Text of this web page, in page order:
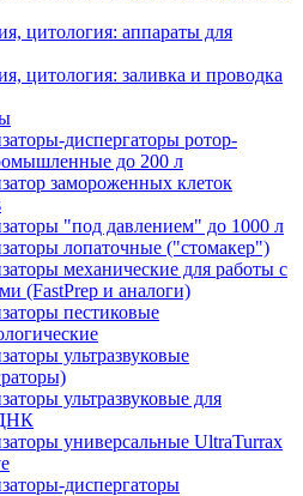
цитология: аппараты для
цитология: заливка и проводка
диспергаторы ротор-
до 200 л
замороженных клеток
"под давлением" до 1000 л
лопаточные ("стомакер")
механические для работы с
(FastPrep и аналоги)
пестиковые
ультразвуковые
ультразвуковые для
универсальные UltraTurrax
диспергаторы